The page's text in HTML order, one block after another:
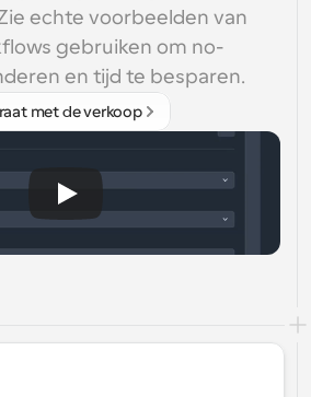
echte voorbeelden van
gebruiken om no-
en tijd te besparen.
met de verkoop